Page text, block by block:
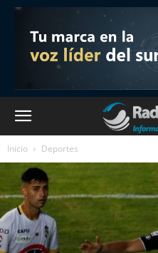
Inicio Deportes